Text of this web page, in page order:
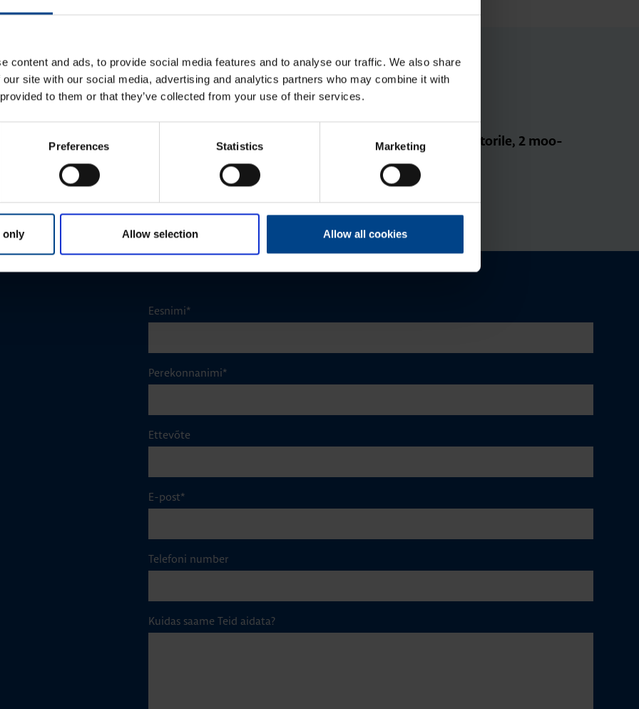
content and ads, to provide social media features and to analyse our traffic. We also share
site with our social media, advertising and analytics partners who may combine it with
to them or that they’ve collected from your use of their services.
Preferences Statistics Marketing
only Allow selection Allow all cookies
Abi­kon­takt (ESC, ER, SBN),
1NO+1NC, 6A, 230VAC
Tootekood: ESC080
Ter­mi­na­li­kate kon­tak­to­rile, 2 moo­
Tootekood: ESC002
Eesnimi*
Perekonnanimi*
Ettevõte
E-post*
Telefoni number
Kuidas saame Teid aidata?